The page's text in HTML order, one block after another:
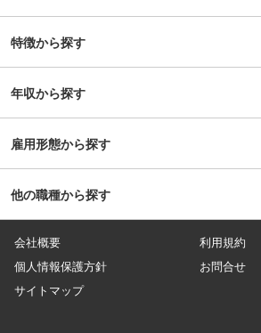
特徴から探す
年収から探す
雇用形態から探す
他の職種から探す
会社概要
利用規約
個人情報保護方針
お問合せ
サイトマップ